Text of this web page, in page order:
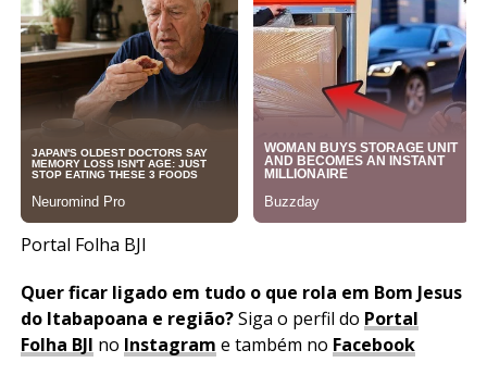
Portal Folha BJI
Quer ficar ligado em tudo o que rola em Bom Jesus
do Itabapoana e região?Siga o perfil do Portal
Folha BJI no Instagram e também no Facebook